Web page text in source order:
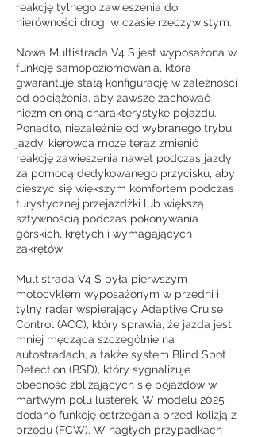
reakcję tylnego zawieszenia do
nierówności drogi w czasie rzeczywistym.
Nowa Multistrada V4 S jest wyposażona w
funkcję samopoziomowania, która
gwarantuje stałą konfigurację w zależności
od obciążenia, aby zawsze zachować
niezmienioną charakterystykę pojazdu.
Ponadto, niezależnie od wybranego trybu
jazdy, kierowca może teraz zmienić
reakcję zawieszenia nawet podczas jazdy
za pomocą dedykowanego przycisku, aby
cieszyć się większym komfortem podczas
turystycznej przejażdżki lub większą
sztywnością podczas pokonywania
górskich, krętych i wymagających
zakrętów.
Multistrada V4 S była pierwszym
motocyklem wyposażonym w przedni i
tylny radar wspierający Adaptive Cruise
Control (ACC), który sprawia, że jazda jest
mniej męcząca szczególnie na
autostradach, a także system Blind Spot
Detection (BSD), który sygnalizuje
obecność zbliżających się pojazdów w
martwym polu lusterek. W modelu 2025
dodano funkcję ostrzegania przed kolizją z
przodu (FCW). W nagłych przypadkach